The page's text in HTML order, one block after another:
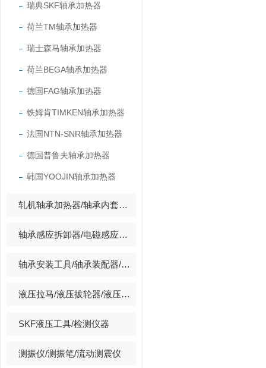
瑞典SKF轴承加热器
荷兰TM轴承加热器
瑞士森马轴承加热器
荷兰BEGA轴承加热器
德国FAG轴承加热器
铁姆肯TIMKEN轴承加热器
法国NTN-SNR轴承加热器
德国普鲁夫轴承加热器
韩国YOOJIN轴承加热器
轧机轴承加热器/轴承内套拆装加热器
轴承感应拆卸器/电磁感应拆卸器
轴承安装工具/轴承装配器/轴承冷装器
液压拉马/液压拔轮器/液压拉拔器/套装拉马
SKF液压工具/检测仪器
测振仪/测振笔/流动测震仪